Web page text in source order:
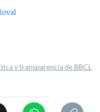
y transparencia de BBCL